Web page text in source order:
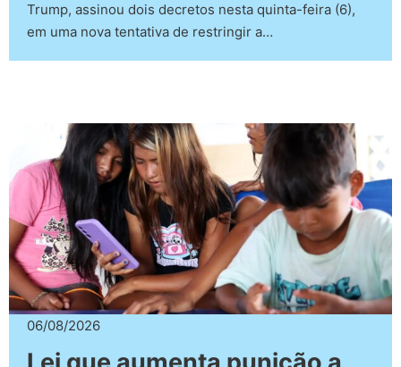
Trump, assinou dois decretos nesta quinta-feira (6),
em uma nova tentativa de restringir a…
06/08/2026